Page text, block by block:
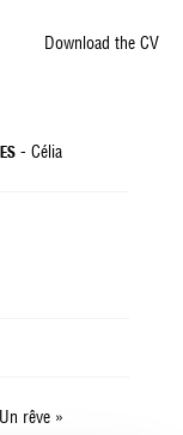
Download the CV
- Célia
rêve »